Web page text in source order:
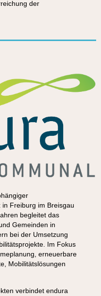
der
Freiburg im Breisgau
begleitet das
Gemeinden in
bei der Umsetzung
Im Fokus
erneuerbare
Mobilitätslösungen
verbindet endura